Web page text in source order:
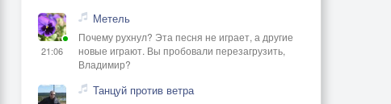
21:06
Метель
Почему рухнул? Эта песня не играет, а другие
новые играют. Вы пробовали перезагрузить,
Владимир?
Танцуй против ветра